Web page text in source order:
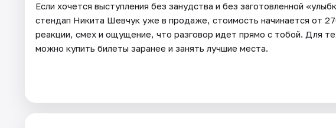
Если хочется выступления без занудства и без заготовленной
стендап Никита Шевчук уже в продаже, стоимость начинается от
реакции, смех и ощущение, что разговор идет прямо с тобой. Для
можно купить билеты заранее и занять лучшие места.